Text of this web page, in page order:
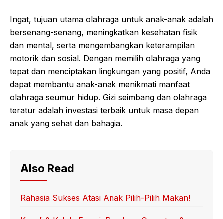
Ingat, tujuan utama olahraga untuk anak-anak adalah
bersenang-senang, meningkatkan kesehatan fisik
dan mental, serta mengembangkan keterampilan
motorik dan sosial. Dengan memilih olahraga yang
tepat dan menciptakan lingkungan yang positif, Anda
dapat membantu anak-anak menikmati manfaat
olahraga seumur hidup. Gizi seimbang dan olahraga
teratur adalah investasi terbaik untuk masa depan
anak yang sehat dan bahagia.
Also Read
Rahasia Sukses Atasi Anak Pilih-Pilih Makan!